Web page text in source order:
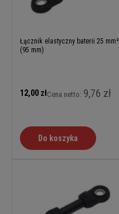
Łącznik elastyczny baterii 25 mm²
(95 mm)
12,00 złCena netto: 9,76 zł
Do koszyka